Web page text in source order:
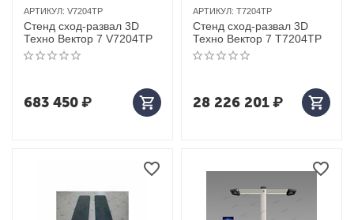
АРТИКУЛ: V7204TP
Стенд сход-развал 3D
Техно Вектор 7 V7204TP
683 450₽
АРТИКУЛ: T7204TP
Стенд сход-развал 3D
Техно Вектор 7 T7204TP
28 226 201₽